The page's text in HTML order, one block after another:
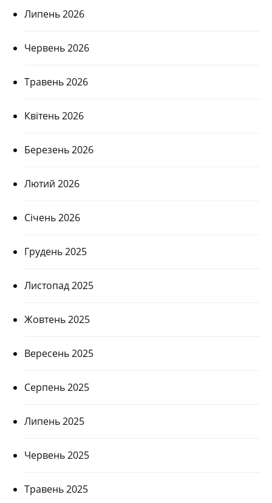
Липень 2026
Червень 2026
Травень 2026
Квітень 2026
Березень 2026
Лютий 2026
Січень 2026
Грудень 2025
Листопад 2025
Жовтень 2025
Вересень 2025
Серпень 2025
Липень 2025
Червень 2025
Травень 2025